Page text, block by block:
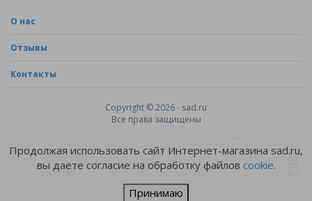
О нас
Отзывы
Контакты
Copyright © 2026 - sad.ru
Все права защищены
Продолжая использовать сайт Интернет-магазина sad.ru,
вы даете согласие на обработку файлов cookie.
Принимаю